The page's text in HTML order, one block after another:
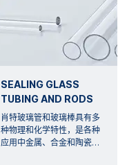
SEALING GLASS
TUBING AND RODS
肖特玻璃管和玻璃棒具有多
种物理和化学特性，是各种
应用中金属、合金和陶瓷…